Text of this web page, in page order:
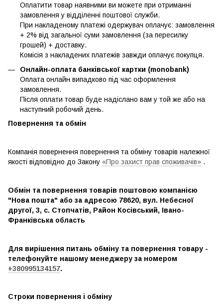
Оплатити товар наявними ви можете при отриманні
замовлення у відділенні поштової служби.
При накладеному платежі одержувач оплачує: замовлення
+ 2% від загальної суми замовлення (за пересилку
грошей) + доставку.
Комісія з накладених платежів завжди оплачує покупця.
Онлайн-оплата банківської картки (monobank)
Оплата онлайн випадково під час оформлення
замовлення.
Після оплати товар буде надіслано вам у той же або на
наступний робочий день.
Повернення та обмін
Компанія повернення повернення та обміну товарів належної
якості відповідно до Закону «Про захист прав споживачів» .
Обмін та повернення товарів поштовою компанією
"Нова пошта" або за адресою 78620, вул. Небесної
другої, 3, с. Стопчатів, Район Косівський, Івано-
Франківська область
Для вирішення питань обміну та повернення товару -
телефонуйте нашому менеджеру за номером
+380995134157.
Строки повернення і обміну